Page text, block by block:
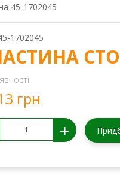
45-1702045
1702045
грн
+